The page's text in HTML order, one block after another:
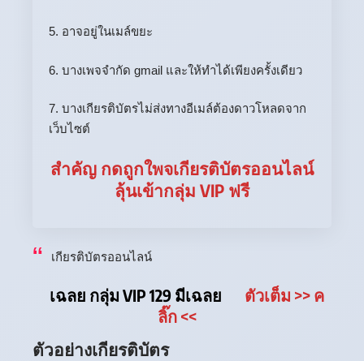
5. อาจอยู่ในเมล์ขยะ
6. บางเพจจำกัด gmail และให้ทำได้เพียงครั้งเดียว
7. บางเกียรติบัตรไม่ส่งทางอีเมล์ต้องดาวโหลดจาก
เว็บไซต์
สำคัญ กดถูกใพจเกียรติบัตรออนไลน์
ลุ้นเข้ากลุ่ม VIP ฟรี
เกียรติบัตรออนไลน์
เฉลย กลุ่ม VIP 129 มีเฉลย ตัวเต็ม >> ค
ลิ๊ก <<
ตัวอย่างเกียรติบัตร